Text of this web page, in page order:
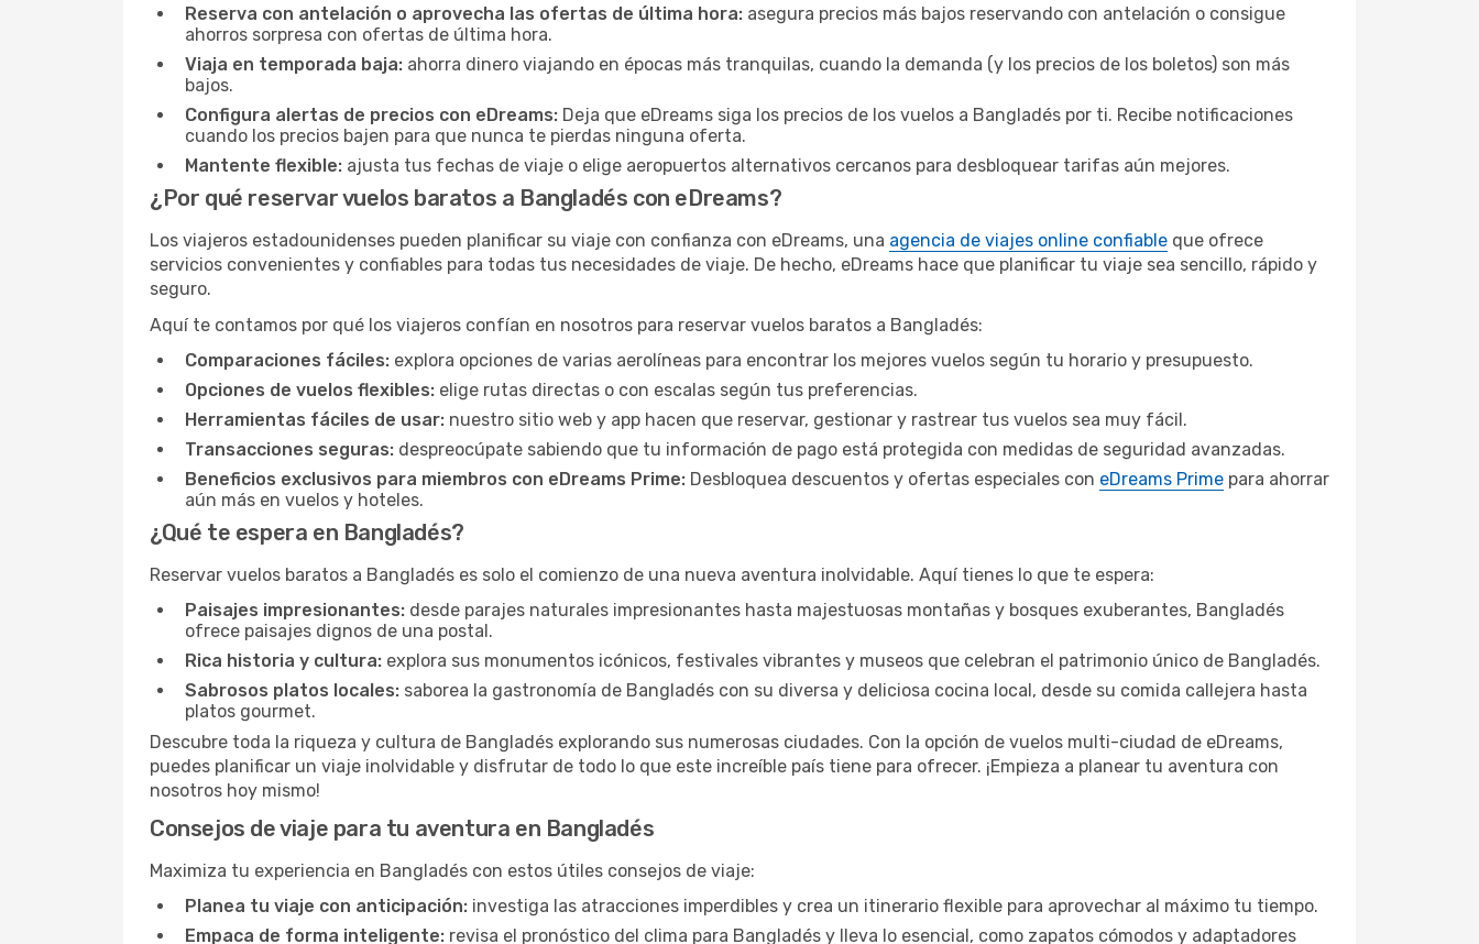
Reserva con antelación o aprovecha las ofertas de última hora: asegura precios más bajos reservando con antelación o consigue
ahorros sorpresa con ofertas de última hora.
Viaja en temporada baja: ahorra dinero viajando en épocas más tranquilas, cuando la demanda (y los precios de los boletos) son más
bajos.
Configura alertas de precios con eDreams: Deja que eDreams siga los precios de los vuelos a Bangladés por ti. Recibe notificaciones
cuando los precios bajen para que nunca te pierdas ninguna oferta.
Mantente flexible: ajusta tus fechas de viaje o elige aeropuertos alternativos cercanos para desbloquear tarifas aún mejores.
¿Por qué reservar vuelos baratos a Bangladés con eDreams?
Los viajeros estadounidenses pueden planificar su viaje con confianza con eDreams, una agencia de viajes online confiable que ofrece
servicios convenientes y confiables para todas tus necesidades de viaje. De hecho, eDreams hace que planificar tu viaje sea sencillo, rápido y
seguro.
Aquí te contamos por qué los viajeros confían en nosotros para reservar vuelos baratos a Bangladés:
Comparaciones fáciles: explora opciones de varias aerolíneas para encontrar los mejores vuelos según tu horario y presupuesto.
Opciones de vuelos flexibles: elige rutas directas o con escalas según tus preferencias.
Herramientas fáciles de usar: nuestro sitio web y app hacen que reservar, gestionar y rastrear tus vuelos sea muy fácil.
Transacciones seguras: despreocúpate sabiendo que tu información de pago está protegida con medidas de seguridad avanzadas.
Beneficios exclusivos para miembros con eDreams Prime: Desbloquea descuentos y ofertas especiales con eDreams Prime para ahorrar
aún más en vuelos y hoteles.
¿Qué te espera en Bangladés?
Reservar vuelos baratos a Bangladés es solo el comienzo de una nueva aventura inolvidable. Aquí tienes lo que te espera:
Paisajes impresionantes: desde parajes naturales impresionantes hasta majestuosas montañas y bosques exuberantes, Bangladés
ofrece paisajes dignos de una postal.
Rica historia y cultura: explora sus monumentos icónicos, festivales vibrantes y museos que celebran el patrimonio único de Bangladés.
Sabrosos platos locales: saborea la gastronomía de Bangladés con su diversa y deliciosa cocina local, desde su comida callejera hasta
platos gourmet.
Descubre toda la riqueza y cultura de Bangladés explorando sus numerosas ciudades. Con la opción de vuelos multi-ciudad de eDreams,
puedes planificar un viaje inolvidable y disfrutar de todo lo que este increíble país tiene para ofrecer. ¡Empieza a planear tu aventura con
nosotros hoy mismo!
Consejos de viaje para tu aventura en Bangladés
Maximiza tu experiencia en Bangladés con estos útiles consejos de viaje:
Planea tu viaje con anticipación: investiga las atracciones imperdibles y crea un itinerario flexible para aprovechar al máximo tu tiempo.
Empaca de forma inteligente: revisa el pronóstico del clima para Bangladés y lleva lo esencial, como zapatos cómodos y adaptadores